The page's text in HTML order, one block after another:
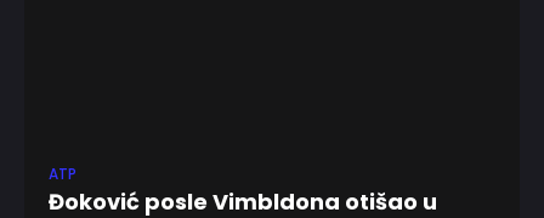
ATP
Đoković posle Vimbldona otišao u